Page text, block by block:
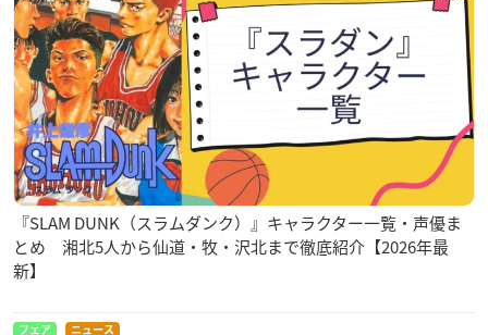
『SLAM DUNK（スラムダンク）』キャラクター一覧・声優ま
とめ 湘北5人から仙道・牧・沢北まで徹底紹介【2026年最
新】
フェア ニュース